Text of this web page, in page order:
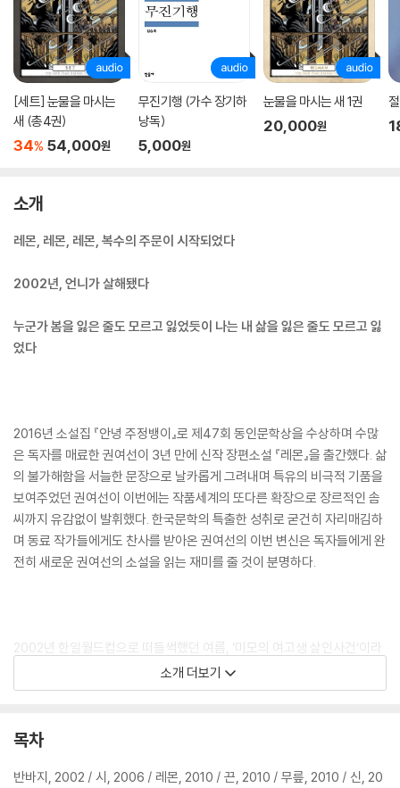
[세트] 눈물을 마시는
새 (총4권)
34% 54,000원
무진기행 (가수 장기하
낭독)
5,000원
눈물을 마시는 새 1권
20,000원
소개
레몬, 레몬, 레몬, 복수의 주문이 시작되었다
2002년, 언니가 살해됐다
누군가 봄을 잃은 줄도 모르고 잃었듯이 나는 내 삶을 잃은 줄도 모르고 잃
었다
2016년 소설집 『안녕 주정뱅이』로 제47회 동인문학상을 수상하며 수많
은 독자를 매료한 권여선이 3년 만에 신작 장편소설 『레몬』을 출간했다. 삶
의 불가해함을 서늘한 문장으로 날카롭게 그려내며 특유의 비극적 기품을
보여주었던 권여선이 이번에는 작품세계의 또다른 확장으로 장르적인 솜
씨까지 유감없이 발휘했다. 한국문학의 특출한 성취로 굳건히 자리매김하
며 동료 작가들에게도 찬사를 받아온 권여선의 이번 변신은 독자들에게 완
전히 새로운 권여선의 소설을 읽는 재미를 줄 것이 분명하다.
2002년 한일월드컵으로 떠들썩했던 여름, ‘미모의 여고생 살인사건’이라
불렸던 비극이 벌어지고, 이 사건을 둘러싼 모든 인물의 삶이 방향을 잃고
흔들린다. 사건의 중심에 있는 세 여성의 목소리가 번갈아가며 이야기를
게 파고들어가며 삶의 의미에 대한 묵직한 질문을 던진다. 출간 전 실시한
불러일으킨 이번 작품은 권여선 소설의 새 지평을 증명할 것이다.
소개 더보기
목차
반바지, 2002 / 시, 2006 / 레몬, 2010 / 끈, 2010 / 무릎, 2010 / 신, 20